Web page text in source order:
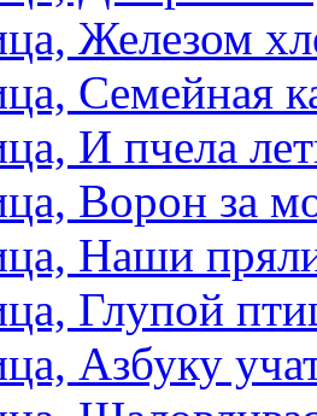
Железом
Семейная
И пчела
Ворон за
Наши
Глупой
Азбуку